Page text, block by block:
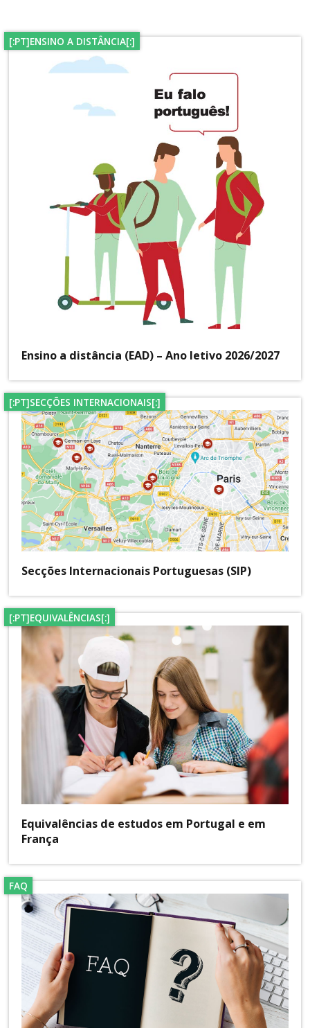
[:PT]ENSINO A DISTÂNCIA[:]
Ensino a distância (EAD) – Ano letivo 2026/2027
[:PT]SECÇÕES INTERNACIONAIS[:]
Secções Internacionais Portuguesas (SIP)
[:PT]EQUIVALÊNCIAS[:]
Equivalências de estudos em Portugal e em
França
FAQ